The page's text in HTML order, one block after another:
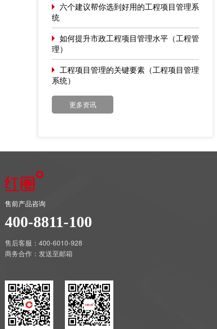
六个建议帮你选到好用的工程项目管理系
统
如何提升市政工程项目管理水平（工程管
理）
工程项目管理的关键要素（工程项目管理
系统）
更多资讯
售前产品咨询
400-8811-100
售后客服：400-6010-928
商务合作： 发送至邮箱